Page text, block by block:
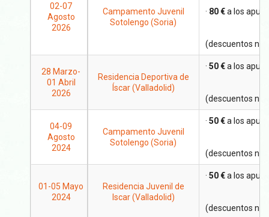
Campamento Juvenil
Sotolengo (Soria)
· 80 €a los
(descuentos no
Residencia Deportiva de
Íscar (Valladolid)
· 50 €a los
(descuentos no
Campamento Juvenil
Sotolengo (Soria)
· 50 €a los
(descuentos no
Residencia Juvenil de
Iscar (Valladolid)
· 50 €a los
(descuentos no
02-07
Agosto
2026
28 Marzo-
01 Abril
2026
04-09
Agosto
2024
01-05 Mayo
2024